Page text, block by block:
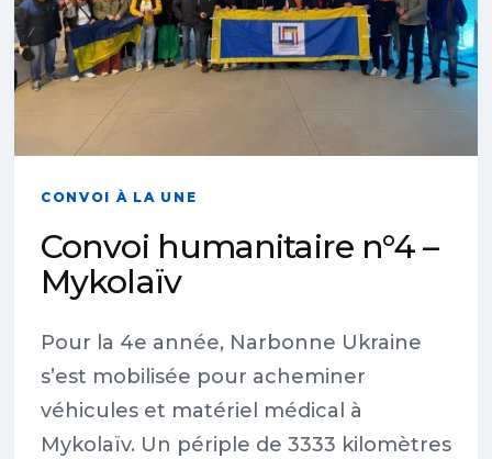
CONVOI À LA UNE
Convoi humanitaire n°4 –
Mykolaïv
Pour la 4e année, Narbonne Ukraine
s’est mobilisée pour acheminer
véhicules et matériel médical à
Mykolaïv. Un périple de 3333 kilomètres